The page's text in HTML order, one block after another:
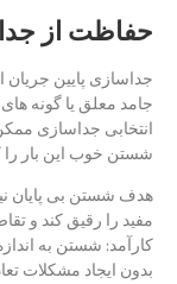
حفاظت از
جداسازی پایین
جامد معلق یا گونه
انتخابی جداسازی
شستن خوب این بار
هدف شستن بی پایان
مفید را رقیق کند و
کارآمد: شستن به
بدون ایجاد مشکلات